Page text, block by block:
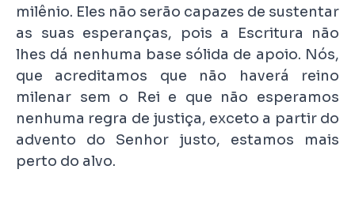
milênio. Eles não serão capazes de sustentar
as suas esperanças, pois a Escritura não
lhes dá nenhuma base sólida de apoio. Nós,
que acreditamos que não haverá reino
milenar sem o Rei e que não esperamos
nenhuma regra de justiça, exceto a partir do
advento do Senhor justo, estamos mais
perto do alvo.